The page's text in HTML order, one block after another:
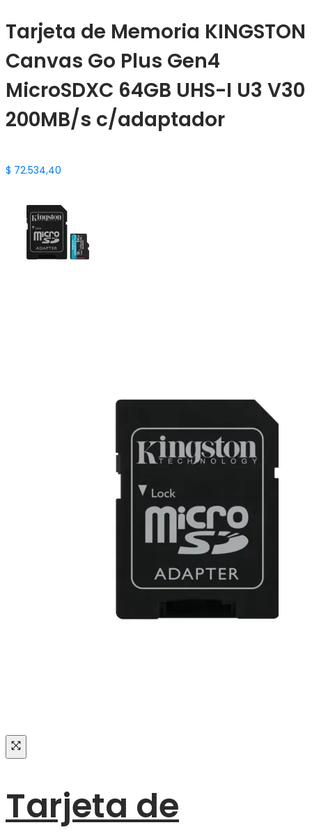
Tarjeta de Memoria KINGSTON
Canvas Go Plus Gen4
MicroSDXC 64GB UHS-I U3 V30
200MB/s c/adaptador
$ 72.534,40
Tarjeta de